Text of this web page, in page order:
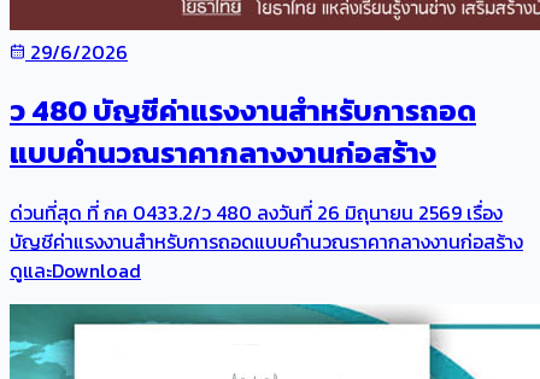
29/6/2026
ว 480 บัญชีค่าแรงงานสำหรับการถอด
แบบคำนวณราคากลางงานก่อสร้าง
ด่วนที่สุด ที่ กค 0433.2/ว 480 ลงวันที่ 26 มิถุนายน 2569 เรื่อง
บัญชีค่าแรงงานสำหรับการถอดแบบคำนวณราคากลางงานก่อสร้าง
ดูและDownload